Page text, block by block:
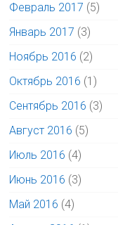
Февраль 2017 (5)
Январь 2017 (3)
Ноябрь 2016 (2)
Октябрь 2016 (1)
Сентябрь 2016 (3)
Август 2016 (5)
Июль 2016 (4)
Июнь 2016 (3)
Май 2016 (4)